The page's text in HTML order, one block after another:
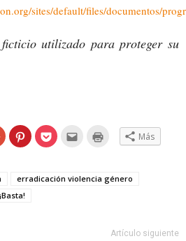
sites/default/files/documentos/
utilizado para proteger su
Haz
clic
para
Google+
abre
en
Haz
clic
para
Pinterest
(Se
Haz
clic
Pocket
(Se
Hac
correo
electrónico
abre
en
Más
erradicación violencia género
¡Basta!
Artículo siguiente